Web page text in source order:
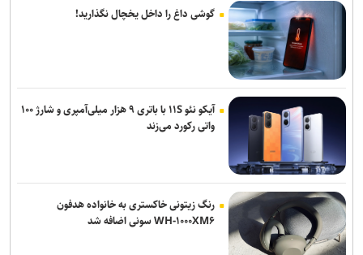
گوشی داغ را داخل یخچال نگذارید!
آیکو نئو ۱۱S با باتری ۹ هزار میلی‌آمپری و شارژ ۱۰۰
واتی رکورد می‌زند
رنگ زیتونی خاکستری به خانواده هدفون
WH-۱۰۰۰XM۶ سونی اضافه شد